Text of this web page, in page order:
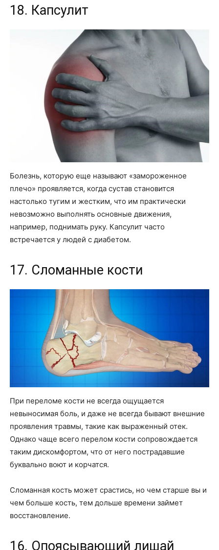
18. Капсулит
Болезнь, которую еще называют «замороженное
плечо» проявляется, когда сустав становится
настолько тугим и жестким, что им практически
невозможно выполнять основные движения,
например, поднимать руку. Капсулит часто
встречается у людей с диабетом.
17. Сломанные кости
При переломе кости не всегда ощущается
невыносимая боль, и даже не всегда бывают внешние
проявления травмы, такие как выраженный отек.
Однако чаще всего перелом кости сопровождается
таким дискомфортом, что от него пострадавшие
буквально воют и корчатся.
Сломанная кость может срастись, но чем старше вы и
чем больше кость, тем дольше времени займет
восстановление.
16. Опоясывающий лишай